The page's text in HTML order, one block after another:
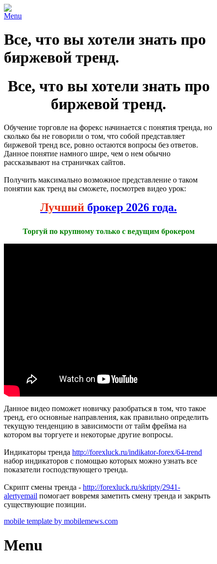
Menu
Все, что вы хотели знать про
биржевой тренд.
Все, что вы хотели знать про
биржевой тренд.
Обучение торговле на форекс начинается с понятия тренда, но
сколько бы не говорили о том, что собой представляет
биржевой тренд все, ровно остаются вопросы без ответов.
Данное понятие намного шире, чем о нем обычно
рассказывают на страничках сайтов.
Получить максимально возможное представление о таком
понятии как тренд вы сможете, посмотрев видео урок:
Лучший брокер 2026 года.
Торгуй по крупному только с ведущим брокером
Данное видео поможет новичку разобраться в том, что такое
тренд, его основные направления, как правильно определить
текущую тенденцию в зависимости от тайм фрейма на
котором вы торгуете и некоторые другие вопросы.
Индикаторы тренда http://forexluck.ru/indikator-forex/64-trend
набор индикаторов с помощью которых можно узнать все
показатели господствующего тренда.
Скрипт смены тренда - http://forexluck.ru/skripty/2941-
alertyemail помогает вовремя заметить смену тренда и закрыть
существующие позиции.
mobile template by mobilemews.com
Menu